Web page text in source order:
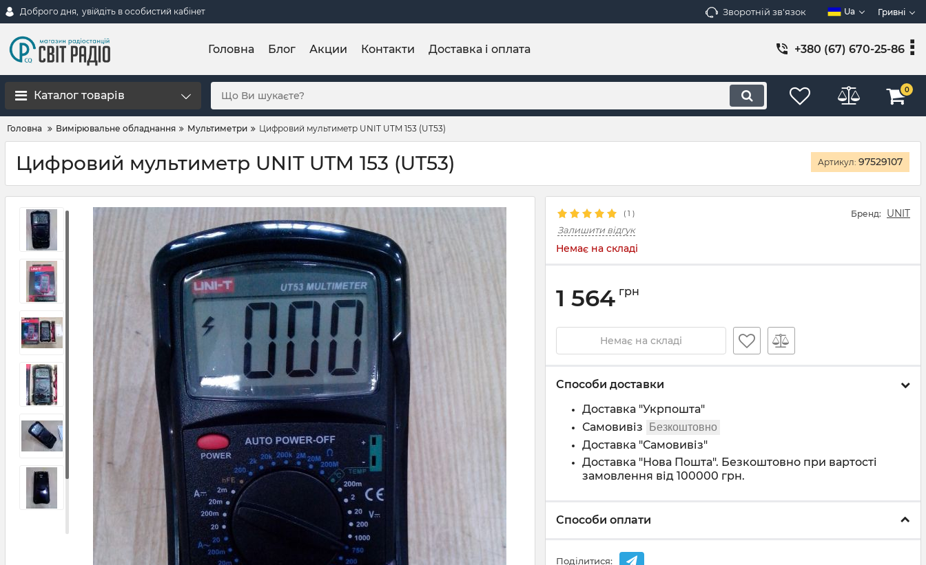
Доброго дня, увійдіть в особистий кабінет Зворотній зв'язок Ua Гривні
Головна Блог Акции Контакти Доставка і оплата +380 (67) 670-25-86
Каталог товарів 0
Головна Вимірювальне обладнання Мультиметри Цифровий мультиметр UNIT UTM 153 (UT53)
Цифровий мультиметр UNIT UTM 153 (UT53) Артикул: 97529107
( 1 ) Бренд: UNIT
Залишити відгук
Немає на складі
1 564 грн
Немає на складі
Способи доставки
Доставка "Укрпошта"
Самовивіз
Безкоштовно
Доставка "Самовивіз"
Доставка "Нова Пошта". Безкоштовно при вартості
замовлення від 100000 грн.
Способи оплати
Поділитися: